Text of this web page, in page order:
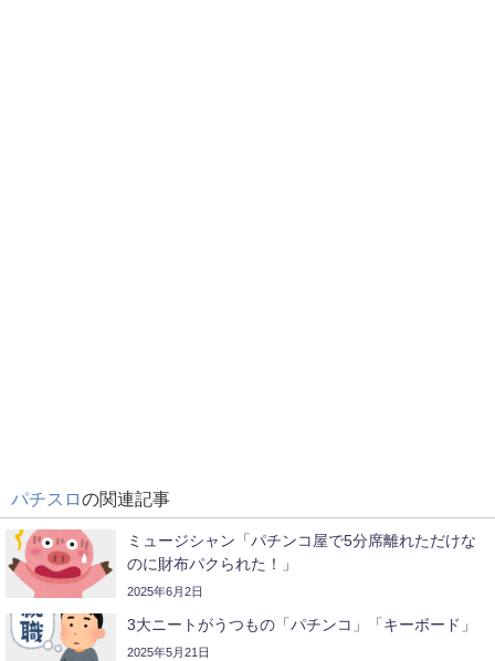
パチスロの関連記事
ミュージシャン「パチンコ屋で5分席離れただけな
のに財布パクられた！」
2025年6月2日
3大ニートがうつもの「パチンコ」「キーボード」
2025年5月21日